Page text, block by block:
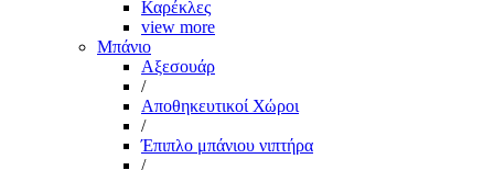
Καρέκλες
view more
Μπάνιο
Αξεσουάρ
/
Αποθηκευτικοί Χώροι
/
Έπιπλο μπάνιου νιπτήρα
/